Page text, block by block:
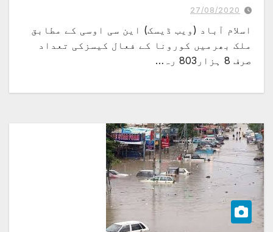
27/08/2020
اسلام آباد (ویب ڈیسک) این سی اوسی کے مطابق
ملک بھرمیں کورونا کے فعال کیسزکی تعداد
صرف 8 ہزار803 رہ…